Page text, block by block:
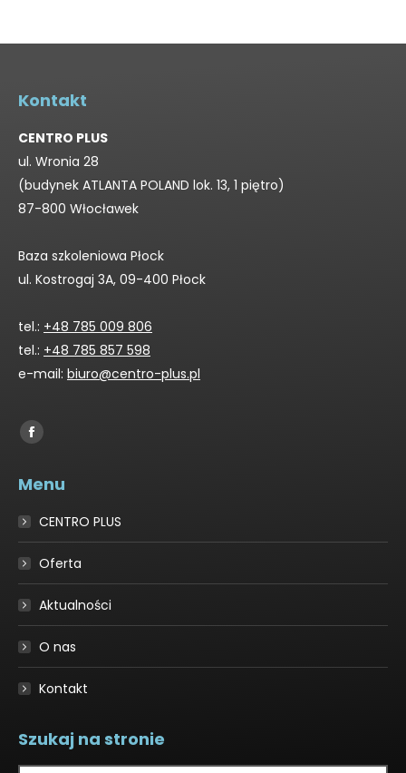
Kontakt
CENTRO PLUS
ul. Wronia 28
(budynek ATLANTA POLAND lok. 13, 1 piętro)
87-800 Włocławek
Baza szkoleniowa Płock
ul. Kostrogaj 3A, 09-400 Płock
tel.: +48 785 009 806
tel.: +48 785 857 598
e-mail: biuro@centro-plus.pl
Find us on:
Facebook
opens
in
window
Menu
CENTRO PLUS
Oferta
Aktualności
O nas
Kontakt
Szukaj na stronie